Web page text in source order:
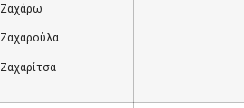
Ζαχάρω
Ζαχαρούλα
Ζαχαρίτσα